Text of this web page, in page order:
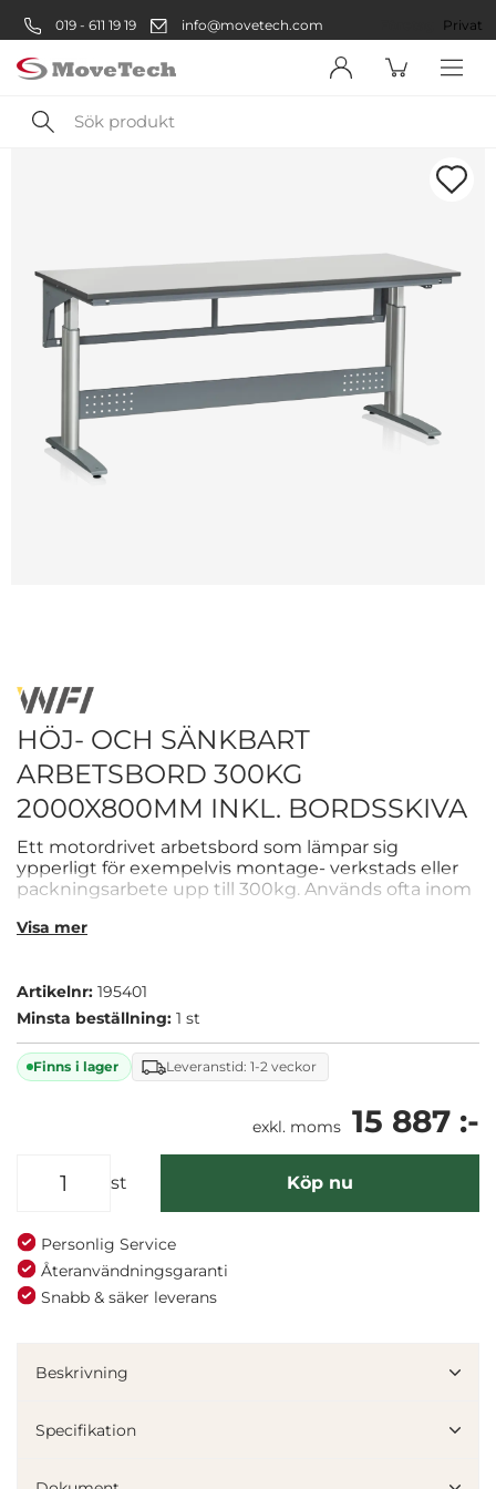
019 - 611 19 19 info@movetech.com Privat
Sök
produkt
HÖJ- OCH SÄNKBART
ARBETSBORD 300KG
2000X800MM INKL. BORDSSKIVA
Ett motordrivet arbetsbord som lämpar sig
ypperligt för exempelvis montage- verkstads eller
packningsarbete upp till 300kg. Används ofta inom
är av högsta prioritet.
Visa mer
Artikelnr: 195401
Minsta beställning: 1 st
Finns i lager Leveranstid: 1-2 veckor
exkl. moms 15 887 :-
st Köp nu
Personlig Service
Återanvändningsgaranti
Snabb & säker leverans
Beskrivning
Specifikation
Företag
Företag
Privatperson